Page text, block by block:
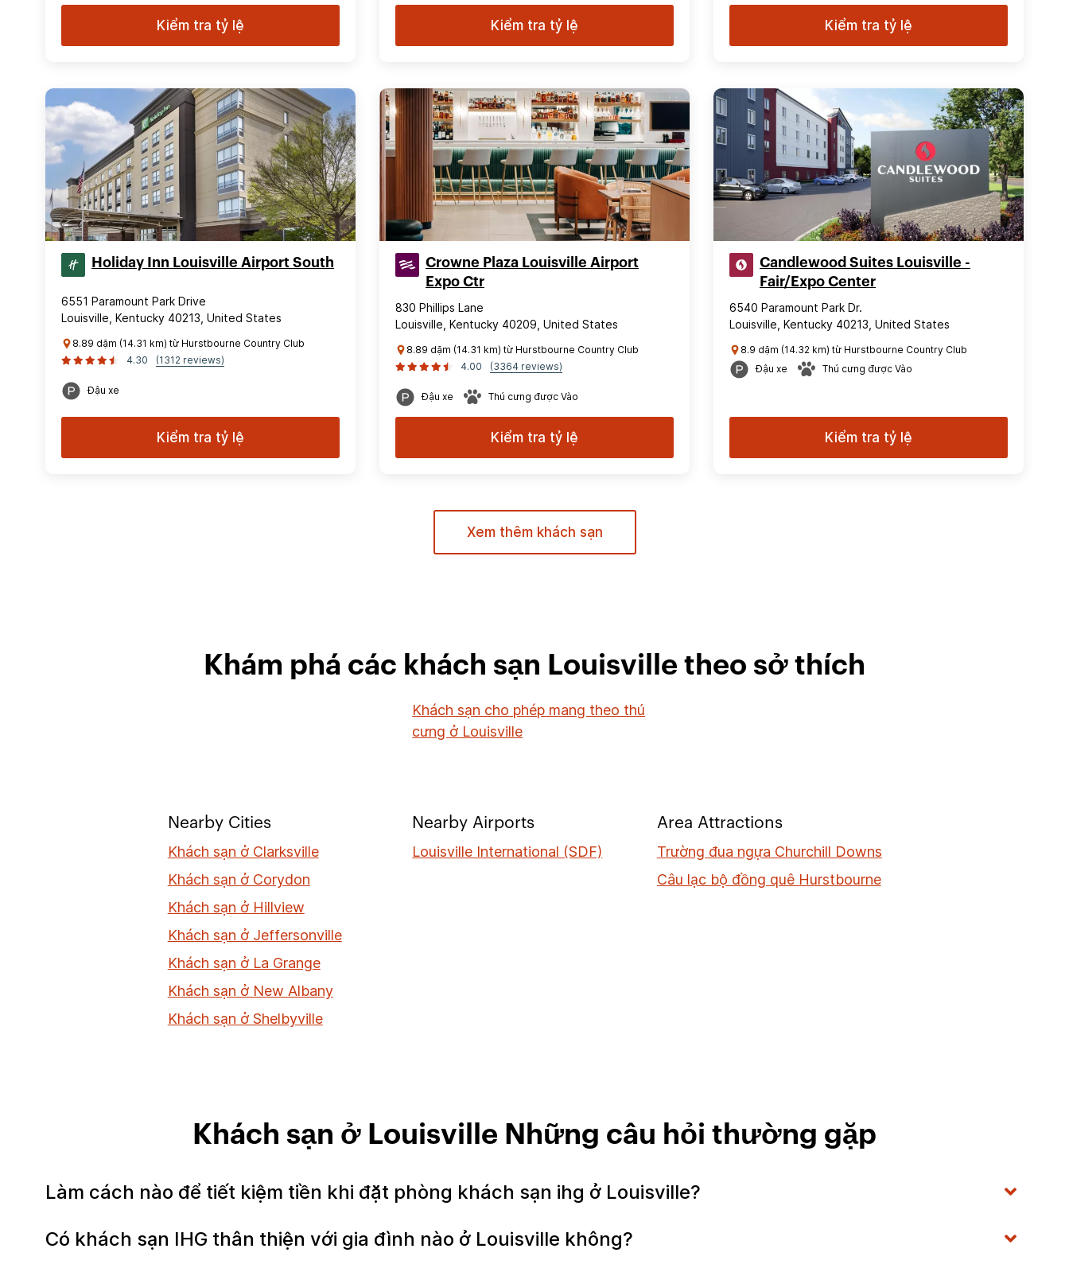
Kiểm tra tỷ lệ Kiểm tra tỷ lệ Kiểm tra tỷ lệ
Holiday Inn Louisville Airport South
6551 Paramount Park Drive
Louisville, Kentucky 40213, United States
8.89 dặm (14.31 km) từ Hurstbourne Country Club
4.30
(1312 reviews)
Đậu xe
Kiểm tra tỷ lệ
Crowne Plaza Louisville Airport
Expo Ctr
830 Phillips Lane
Louisville, Kentucky 40209, United States
8.89 dặm (14.31 km) từ Hurstbourne Country Club
4.00
(3364 reviews)
Đậu xe Thú cưng được Vào
Kiểm tra tỷ lệ
Candlewood Suites Louisville -
Fair/Expo Center
6540 Paramount Park Dr.
Louisville, Kentucky 40213, United States
8.9 dặm (14.32 km) từ Hurstbourne Country Club
Đậu xe
Thú cưng được Vào
Kiểm tra tỷ lệ
Xem thêm khách sạn
Khám phá các khách sạn Louisville theo sở thích
Khách sạn cho phép mang theo thú
cưng ở Louisville
Nearby Cities
Khách sạn ở Clarksville
Khách sạn ở Corydon
Khách sạn ở Hillview
Khách sạn ở Jeffersonville
Khách sạn ở La Grange
Khách sạn ở New Albany
Khách sạn ở Shelbyville
Nearby Airports
Louisville International (SDF)
Area Attractions
Trường đua ngựa Churchill Downs
Câu lạc bộ đồng quê Hurstbourne
Khách sạn ở Louisville Những câu hỏi thường gặp
Làm cách nào để tiết kiệm tiền khi đặt phòng khách sạn ihg ở Louisville?
Có khách sạn IHG thân thiện với gia đình nào ở Louisville không?